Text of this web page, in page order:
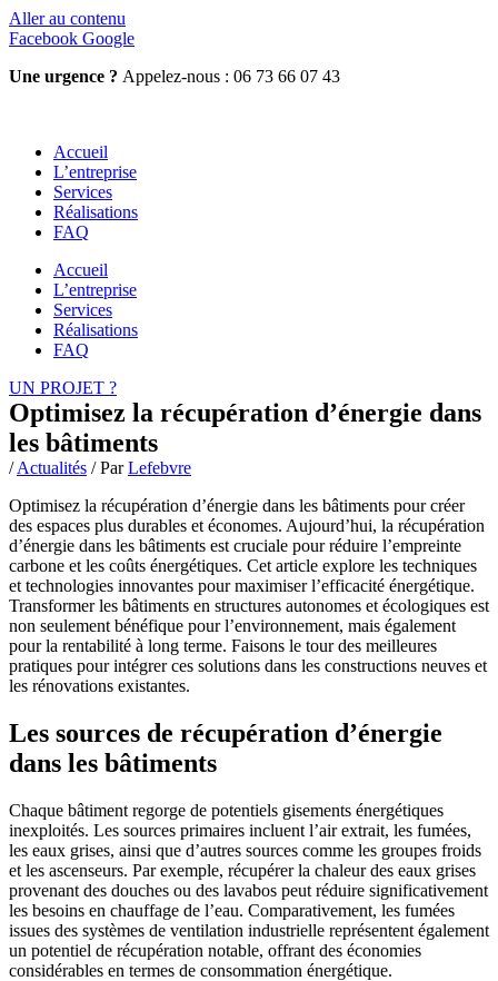
Aller au contenu
Facebook Google
Une urgence ? Appelez-nous : 06 73 66 07 43
Accueil
L’entreprise
Services
Réalisations
FAQ
Accueil
L’entreprise
Services
Réalisations
FAQ
UN PROJET ?
Optimisez la récupération d’énergie dans
les bâtiments
/Actualités / ParLefebvre
Optimisez la récupération d’énergie dans les bâtiments pour créer
des espaces plus durables et économes. Aujourd’hui, la récupération
d’énergie dans les bâtiments est cruciale pour réduire l’empreinte
carbone et les coûts énergétiques. Cet article explore les techniques
et technologies innovantes pour maximiser l’efficacité énergétique.
Transformer les bâtiments en structures autonomes et écologiques est
non seulement bénéfique pour l’environnement, mais également
pour la rentabilité à long terme. Faisons le tour des meilleures
pratiques pour intégrer ces solutions dans les constructions neuves et
les rénovations existantes.
Les sources de récupération d’énergie
dans les bâtiments
Chaque bâtiment regorge de potentiels gisements énergétiques
inexploités. Les sources primaires incluent l’air extrait, les fumées,
les eaux grises, ainsi que d’autres sources comme les groupes froids
et les ascenseurs. Par exemple, récupérer la chaleur des eaux grises
provenant des douches ou des lavabos peut réduire significativement
les besoins en chauffage de l’eau. Comparativement, les fumées
issues des systèmes de ventilation industrielle représentent également
un potentiel de récupération notable, offrant des économies
considérables en termes de consommation énergétique.